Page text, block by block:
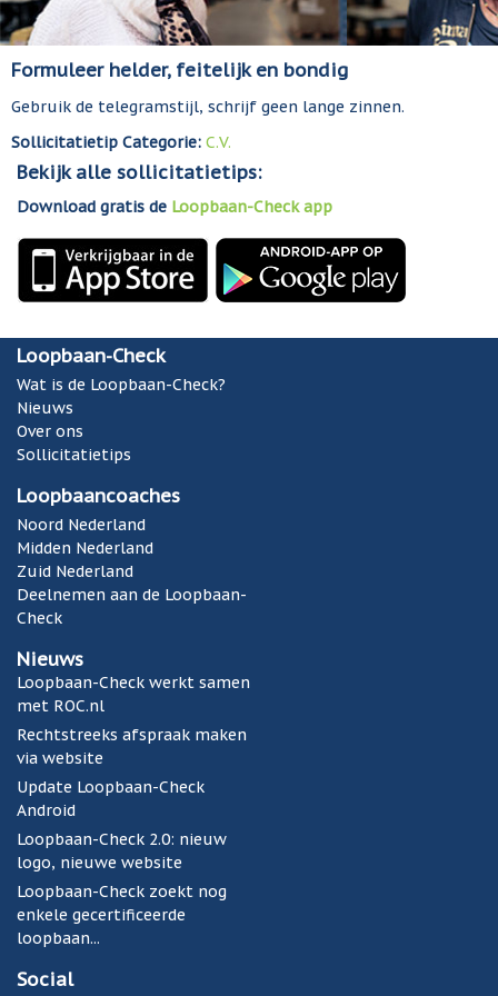
Formuleer helder, feitelijk en bondig
Gebruik de telegramstijl, schrijf geen lange zinnen.
Sollicitatietip Categorie: C.V.
Bekijk alle sollicitatietips:
Download gratis de Loopbaan-Check app
Loopbaan-Check
Wat is de Loopbaan-Check?
Nieuws
Over ons
Sollicitatietips
Loopbaancoaches
Noord Nederland
Midden Nederland
Zuid Nederland
Deelnemen aan de Loopbaan-
Check
Nieuws
Loopbaan-Check werkt samen
met ROC.nl
Rechtstreeks afspraak maken
via website
Update Loopbaan-Check
Android
Loopbaan-Check 2.0: nieuw
logo, nieuwe website
Loopbaan-Check zoekt nog
enkele gecertificeerde
loopbaan...
Social